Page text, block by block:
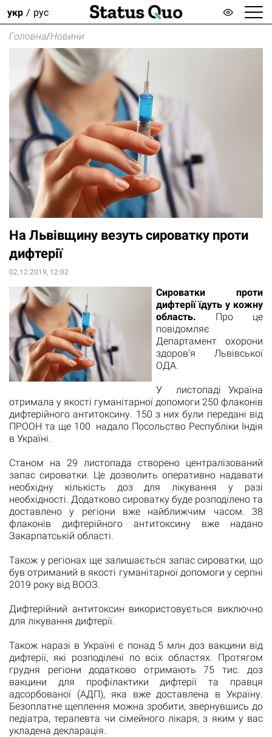
укр рус
Головна/Новини
На Львівщину везуть сироватку проти
дифтерії
02.12.2019, 12:02
Cироватки проти
дифтерії їдуть у кожну
область. Про це
повідомляє
Департамент охорони
здоров'я Львівської
ОДА.
У листопаді Україна
отримала у якості гуманітарної допомоги 250 флаконів
дифтерійного антитоксину. 150 з них були передані від
ПРООН та ще 100 надало Посольство Республіки Індія
в Україні.
Станом на 29 листопада створено централізований
запас сироватки. Це дозволить оперативно надавати
необхідну кількість доз для лікування у разі
необхідності. Додатково сироватку буде розподілено та
доставлено у регіони вже найближчим часом. 38
флаконів дифтерійного антитоксину вже надано
Закарпатській області.
Також у регіонах ще залишається запас сироватки, що
був отриманий в якості гуманітарної допомоги у серпні
2019 року від ВООЗ.
Дифтерійний антитоксин використовується виключно
для лікування дифтерії.
Також наразі в Україні є понад 5 млн доз вакцини від
дифтерії, які розподілені по всіх областях. Протягом
грудня регіони додатково отримають 75 тис. доз
вакцини для профілактики дифтерії та правця
адсорбованої (АДП), яка вже доставлена в Україну.
Безоплатне щеплення можна зробити, звернувшись до
педіатра, терапевта чи сімейного лікаря, з яким у вас
укладена декларація.